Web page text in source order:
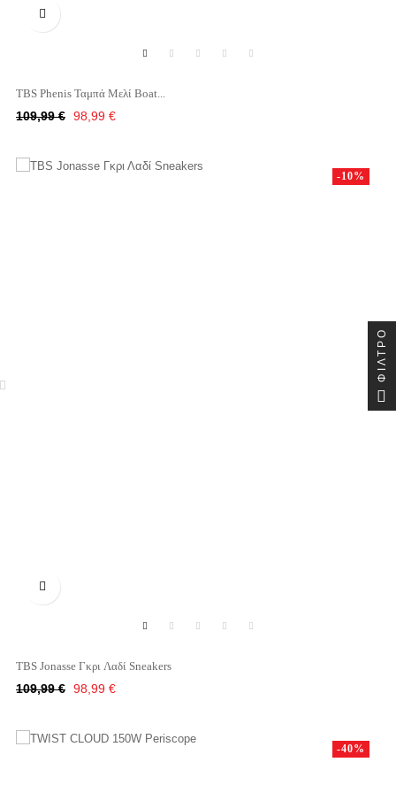

TBS Phenis Ταμπά Μελί Boat...
Κανονική
109,99 € Τιμή
98,99 €

TBS Jonasse Γκρι Λαδί Sneakers
Κανονική
109,99 €
-10%
Τιμή
98,99 €
-40%
ΦΊΛΤΡΟ